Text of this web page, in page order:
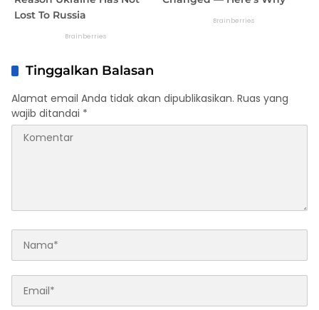
Tinggalkan Balasan
Alamat email Anda tidak akan dipublikasikan. Ruas yang
wajib ditandai *